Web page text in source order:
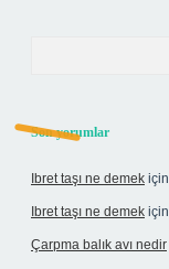
Son yorumlar
Ibret taşı ne demek için
Ibret taşı ne demek için
Çarpma balık avı nedir